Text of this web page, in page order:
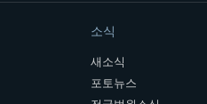
소식
새소식
포토뉴스